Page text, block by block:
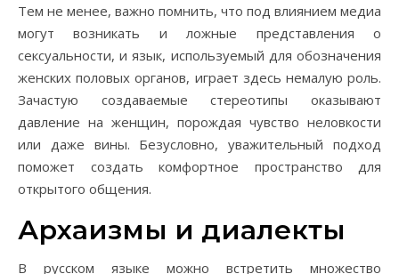
Тем не менее, важно помнить, что под влиянием медиа
могут возникать и ложные представления о
сексуальности, и язык, используемый для обозначения
женских половых органов, играет здесь немалую роль.
Зачастую создаваемые стереотипы оказывают
давление на женщин, порождая чувство неловкости
или даже вины. Безусловно, уважительный подход
поможет создать комфортное пространство для
открытого общения.
Архаизмы и диалекты
В русском языке можно встретить множество